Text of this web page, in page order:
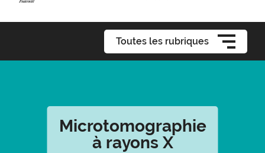
Toutes les rubriques
Microtomographie
à rayons X